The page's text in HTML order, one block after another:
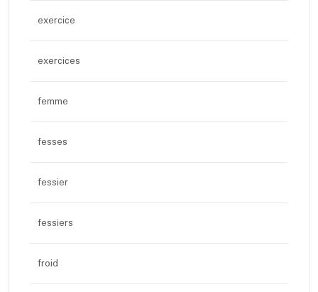
exercice
exercices
femme
fesses
fessier
fessiers
froid